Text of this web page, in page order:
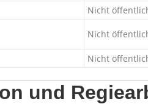
Nicht
Nicht
Nicht
und